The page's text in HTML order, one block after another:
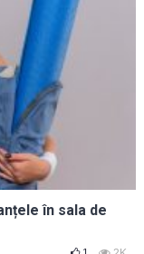
în sala de